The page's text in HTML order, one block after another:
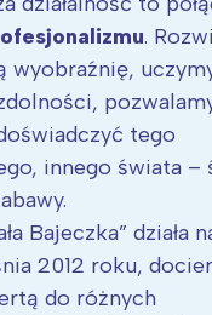
.
wyobraźnię,
tego
innego świata –
Bajeczka” działa
2012 roku,
do różnych